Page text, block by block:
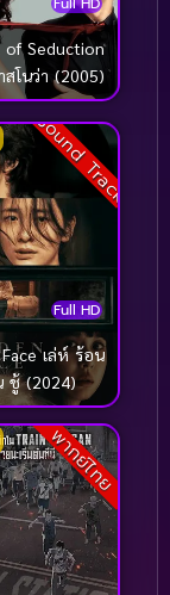
(45)
(17)
ธ์(1)
of Seduction
สโนว่า (2005)
Sound Track
Full HD
เล่ห์ ร้อน
ชู้ (2024)
พากย์ไทย